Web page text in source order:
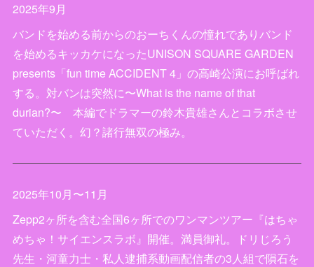
2025年9月
バンドを始める前からのおーちくんの憧れでありバンド
を始めるキッカケになったUNISON SQUARE GARDEN
presents「fun time ACCIDENT 4」の高崎公演にお呼ばれ
する。対バンは突然に〜What is the name of that
durian?〜 本編でドラマーの鈴木貴雄さんとコラボさせ
ていただく。幻？諸行無双の極み。
2025年10月〜11月
Zepp2ヶ所を含む全国6ヶ所でのワンマンツアー『はちゃ
めちゃ！サイエンスラボ』開催。満員御礼。ドリじろう
先生・河童力士・私人逮捕系動画配信者の3人組で隕石を